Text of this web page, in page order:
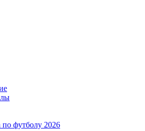
футболу 2026